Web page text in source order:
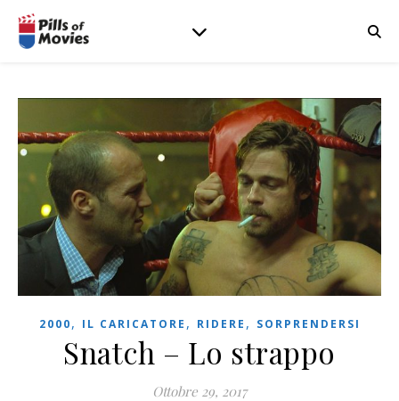
2000, IL CARICATORE , RIDERE , SORPRENDERSI
Snatch – Lo strappo
Ottobre 29, 2017